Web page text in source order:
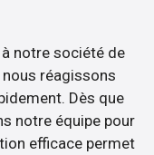
notre société de
réagissons
Dès que
notre équipe pour
efficace permet